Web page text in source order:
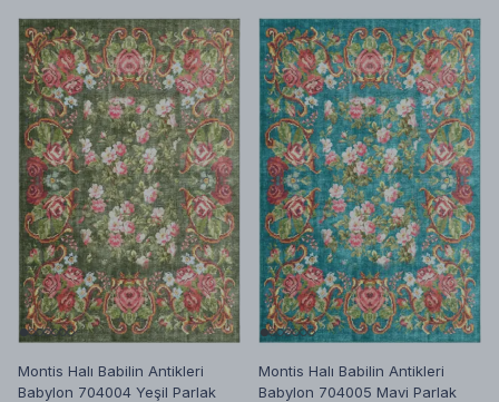
Montis Halı Babilin Antikleri
Babylon 704004 Yeşil Parlak
Montis Halı Babilin Antikleri
Babylon 704005 Mavi Parlak